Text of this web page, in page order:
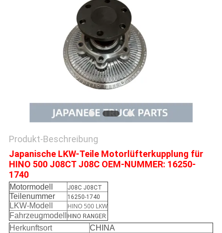
Produkt-Beschreibung
Japanische LKW-Teile Motorlüfterkupplung für
HINO 500 J08CT J08C OEM-NUMMER: 16250-
1740
Motormodell J08C J08CT
Teilenummer 16250-1740
LKW-Modell
HINO 500 LKW
Fahrzeugmodell
HINO RANGER
Herkunftsort
CHINA